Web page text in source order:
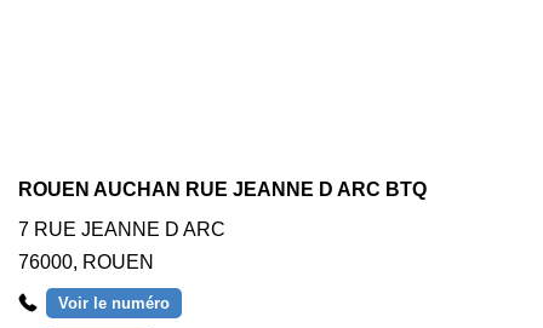
ROUEN AUCHAN RUE JEANNE D ARC BTQ
7 RUE JEANNE D ARC
76000, ROUEN
Voir le numéro